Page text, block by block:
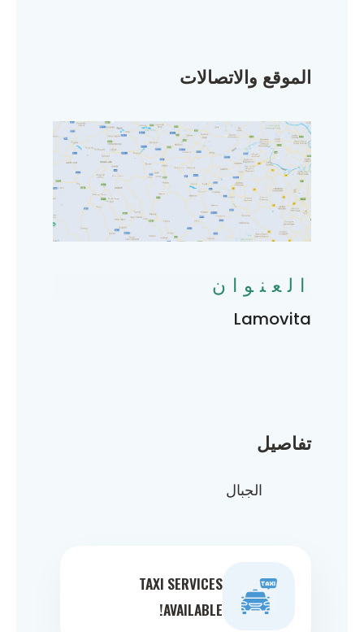
تفاصيل
الجبال
TAXI SERVICES
AVAILABLE!
الموقع والاتصالات
العنوان
Lamovita